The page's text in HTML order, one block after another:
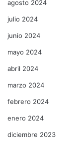
agosto 2024
julio 2024
junio 2024
mayo 2024
abril 2024
marzo 2024
febrero 2024
enero 2024
diciembre 2023